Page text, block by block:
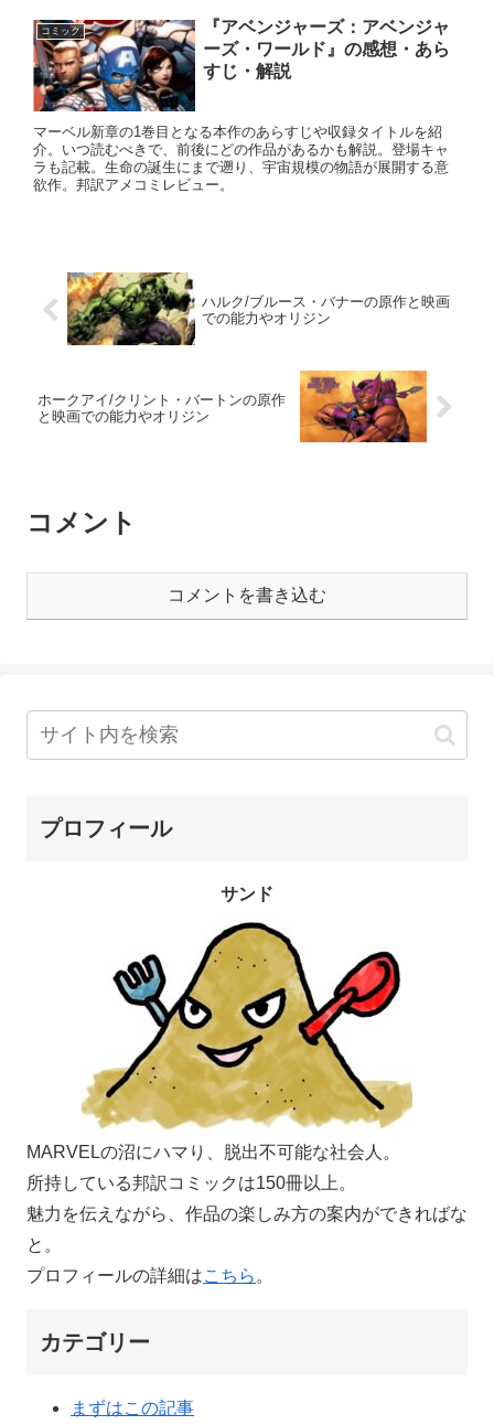
コミック
『アベンジャーズ：アベンジャ
ーズ・ワールド』の感想・あら
すじ・解説
マーベル新章の1巻目となる本作のあらすじや収録タイトルを紹
介。いつ読むべきで、前後にどの作品があるかも解説。登場キャ
ラも記載。生命の誕生にまで遡り、宇宙規模の物語が展開する意
欲作。邦訳アメコミレビュー。
ハルク/ブルース・バナーの原作と映画
での能力やオリジン
ホークアイ/クリント・バートンの原作
と映画での能力やオリジン
コメント
コメントを書き込む
プロフィール
サンド
MARVELの沼にハマり、脱出不可能な社会人。
所持している邦訳コミックは150冊以上。
魅力を伝えながら、作品の楽しみ方の案内ができればな
と。
プロフィールの詳細はこちら 。
カテゴリー
まずはこの記事